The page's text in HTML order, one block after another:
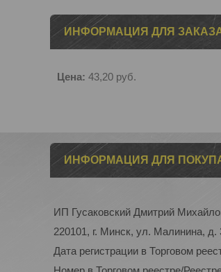
ИНФОРМАЦИЯ ДЛЯ
Цена: 43,20 руб.
ИНФОРМАЦИЯ ДЛЯ
ИП Гусаковский Дмитрий
220101, г. Минск, ул. Малинина, д.
Дата регистрации в Торговом